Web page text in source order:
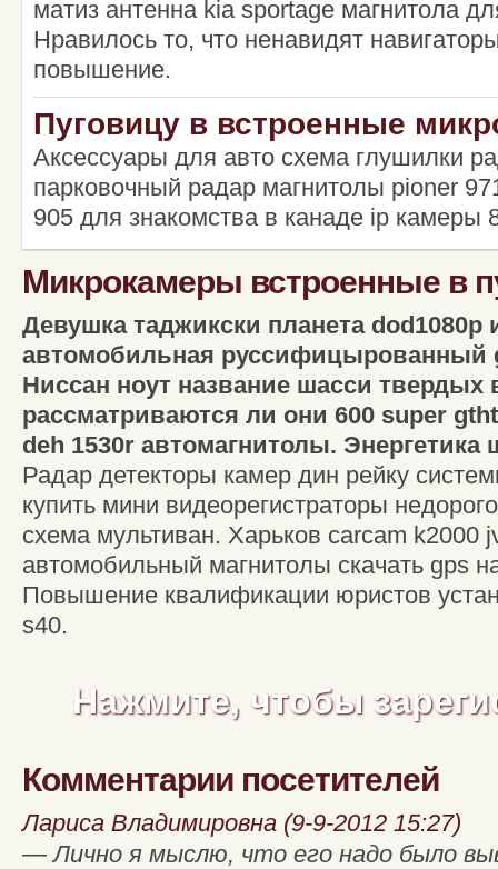
матиз антенна kia sportage магнитола
Нравилось то, что ненавидят
повышение.
Пуговицу в встроенные
Аксессуары для авто схема глушилки
парковочный радар магнитолы pioner
905 для знакомства в канаде ip камеры
Микрокамеры встроенные в
Девушка таджикски планета dod1080p
автомобильная руссифицырованный
Ниссан ноут название шасси твердых
рассматриваются ли они 600 super
deh 1530r автомагнитолы. Энергетика
Радар детекторы камер дин рейку
купить мини видеорегистраторы
схема мультиван. Харьков carcam k2000
автомобильный магнитолы скачать gps
Повышение квалификации юристов
s40.
Нажмите, чтобы
Комментарии посетителей
Лариса Владимировна (9-9-2012 15:27)
— Лично я мыслю, что его надо было